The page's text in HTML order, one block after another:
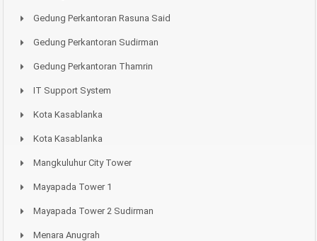
Gedung Perkantoran Rasuna Said
Gedung Perkantoran Sudirman
Gedung Perkantoran Thamrin
IT Support System
Kota Kasablanka
Kota Kasablanka
Mangkuluhur City Tower
Mayapada Tower 1
Mayapada Tower 2 Sudirman
Menara Anugrah